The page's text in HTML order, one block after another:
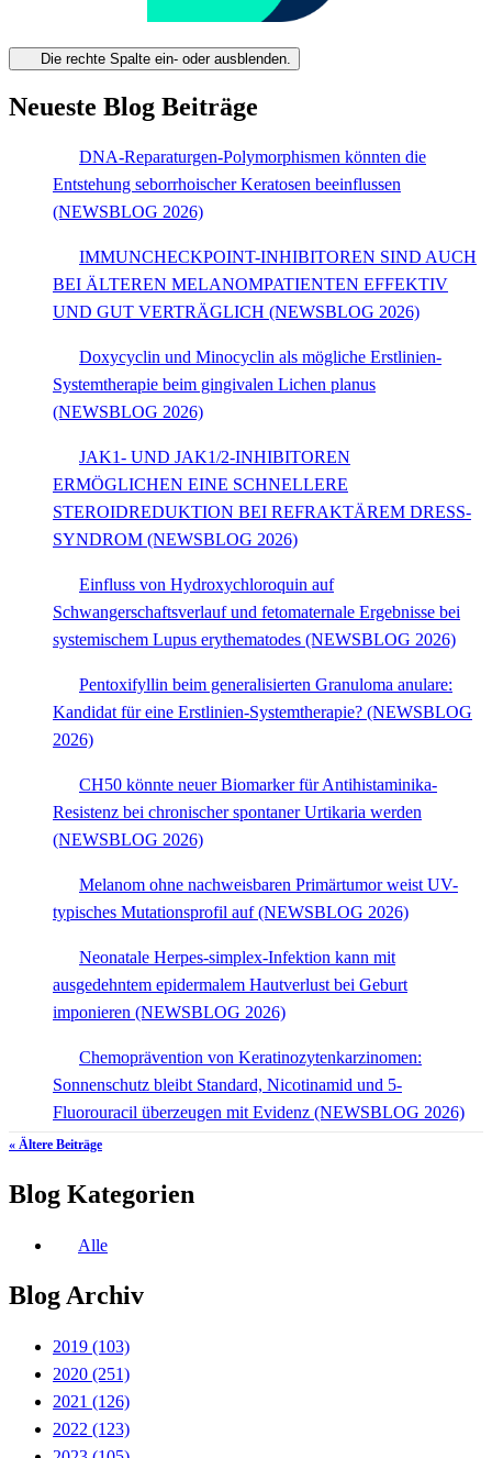
Die rechte Spalte ein- oder ausblenden.
Neueste Blog Beiträge
DNA-Reparaturgen-Polymorphismen könnten die
Entstehung seborrhoischer Keratosen beeinflussen
(NEWSBLOG 2026)
IMMUNCHECKPOINT-INHIBITOREN SIND AUCH
BEI ÄLTEREN MELANOMPATIENTEN EFFEKTIV
UND GUT VERTRÄGLICH (NEWSBLOG 2026)
Doxycyclin und Minocyclin als mögliche Erstlinien-
Systemtherapie beim gingivalen Lichen planus
(NEWSBLOG 2026)
JAK1- UND JAK1/2-INHIBITOREN
ERMÖGLICHEN EINE SCHNELLERE
STEROIDREDUKTION BEI REFRAKTÄREM DRESS-
SYNDROM (NEWSBLOG 2026)
Einfluss von Hydroxychloroquin auf
Schwangerschaftsverlauf und fetomaternale Ergebnisse bei
systemischem Lupus erythematodes (NEWSBLOG 2026)
Pentoxifyllin beim generalisierten Granuloma anulare:
Kandidat für eine Erstlinien-Systemtherapie? (NEWSBLOG
2026)
CH50 könnte neuer Biomarker für Antihistaminika-
Resistenz bei chronischer spontaner Urtikaria werden
(NEWSBLOG 2026)
Melanom ohne nachweisbaren Primärtumor weist UV-
typisches Mutationsprofil auf (NEWSBLOG 2026)
Neonatale Herpes-simplex-Infektion kann mit
ausgedehntem epidermalem Hautverlust bei Geburt
imponieren (NEWSBLOG 2026)
Chemoprävention von Keratinozytenkarzinomen:
Sonnenschutz bleibt Standard, Nicotinamid und 5-
Fluorouracil überzeugen mit Evidenz (NEWSBLOG 2026)
« Ältere Beiträge
Blog Kategorien
Alle
Blog Archiv
2019 (103)
2020 (251)
2021 (126)
2022 (123)